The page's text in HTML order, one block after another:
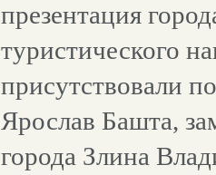
презентация
туристического
присутствовали
Ярослав Башта,
города Злина